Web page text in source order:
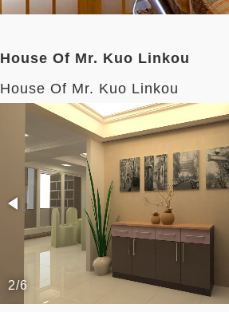
House Of Mr. Kuo Linkou
House Of Mr. Kuo Linkou
2/6